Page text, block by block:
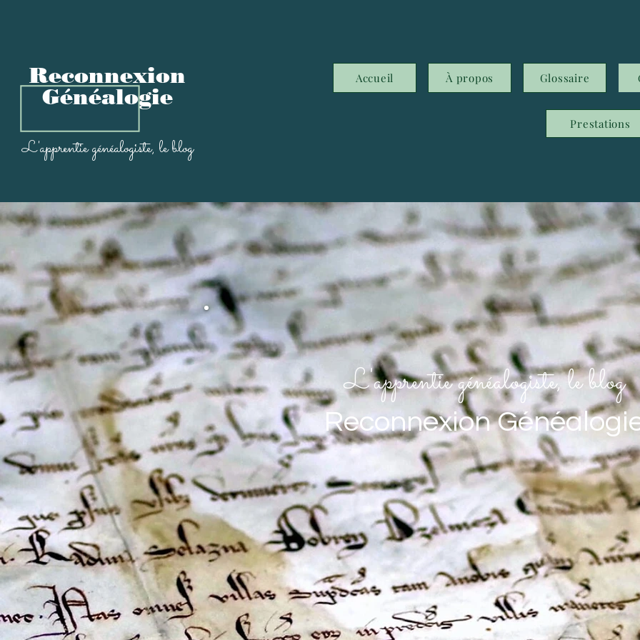
Reconnexion
Généalogie
L'apprentie généalogiste, le blog
Accueil À propos Glossaire
Prestations
L'apprentie généalogiste, le blog
Reconnexion